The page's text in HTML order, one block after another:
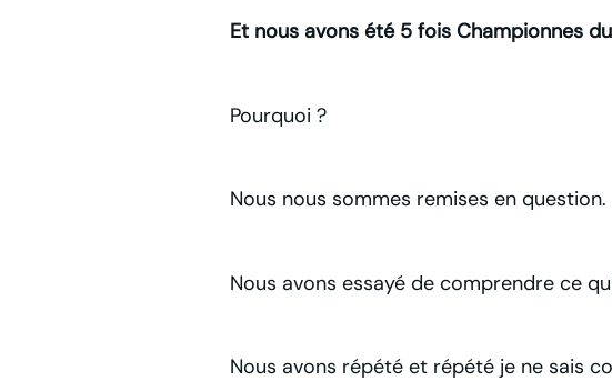
Et nous avons été 5 fois Championnes
Pourquoi ?
Nous nous sommes remises en question.
Nous avons essayé de comprendre ce
Nous avons répété et répété je ne sais